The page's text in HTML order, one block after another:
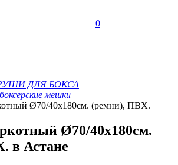
0
ДЛЯ БОКСА
мешки
Ø70/40х180см. (ремни), ПВХ.
Ø70/40х180см.
в Астане